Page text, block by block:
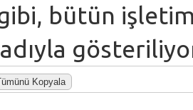
bütün
adıyla
Kopyala